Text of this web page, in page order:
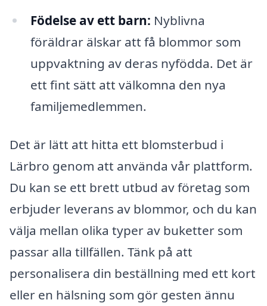
Födelse av ett barn: Nyblivna
föräldrar älskar att få blommor som
uppvaktning av deras nyfödda. Det är
ett fint sätt att välkomna den nya
familjemedlemmen.
Det är lätt att hitta ett blomsterbud i
Lärbro genom att använda vår plattform.
Du kan se ett brett utbud av företag som
erbjuder leverans av blommor, och du kan
välja mellan olika typer av buketter som
passar alla tillfällen. Tänk på att
personalisera din beställning med ett kort
eller en hälsning som gör gesten ännu